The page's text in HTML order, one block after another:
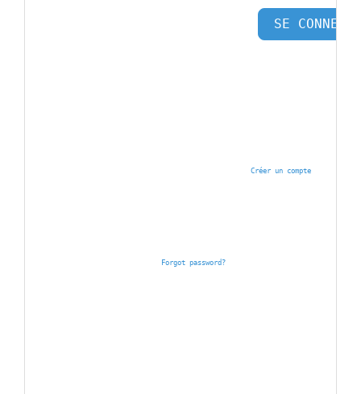
SE
Créer un compte
Forgot password?